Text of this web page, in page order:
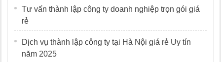
Tư vấn thành lập công ty doanh nghiệp trọn gói giá
rẻ
Dịch vụ thành lập công ty tại Hà Nội giá rẻ Uy tín
năm 2025